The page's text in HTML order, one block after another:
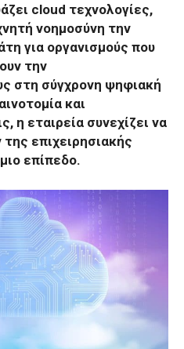
cloud τεχνολογίες,
νοημοσύνη την
για οργανισμούς που
την
στη σύγχρονη ψηφιακή
και
η εταιρεία συνεχίζει να
επιχειρησιακής
επίπεδο.